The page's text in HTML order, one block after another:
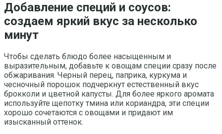
Добавление специй и соусов:
создаем яркий вкус за несколько
минут
Чтобы сделать блюдо более насыщенным и
выразительным, добавьте к овощам специи сразу после
обжаривания. Черный перец, паприка, куркума и
чесночный порошок подчеркнут естественный вкус
брокколи и цветной капусты. Для более яркого аромата
используйте щепотку тмина или кориандра, эти специи
хорошо сочетаются с овощами и придают им
изысканный оттенок.